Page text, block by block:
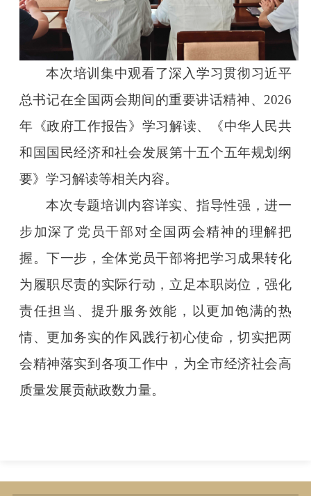
本次培训集中观看了深入学习贯彻习近平
总书记在全国两会期间的重要讲话精神、2026
年《政府工作报告》学习解读、《中华人民共
和国国民经济和社会发展第十五个五年规划纲
要》学习解读等相关内容。
本次专题培训内容详实、指导性强，进一
步加深了党员干部对全国两会精神的理解把
握。下一步，全体党员干部将把学习成果转化
为履职尽责的实际行动，立足本职岗位，强化
责任担当、提升服务效能，以更加饱满的热
情、更加务实的作风践行初心使命，切实把两
会精神落实到各项工作中，为全市经济社会高
质量发展贡献政数力量。